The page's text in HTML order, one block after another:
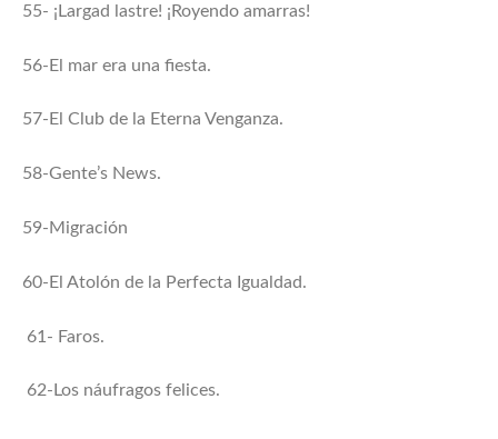
55- ¡Largad lastre! ¡Royendo amarras!
56-El mar era una fiesta.
57-El Club de la Eterna Venganza.
58-Gente’s News.
59-Migración
60-El Atolón de la Perfecta Igualdad.
61- Faros.
62-Los náufragos felices.